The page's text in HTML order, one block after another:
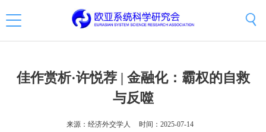
佳作赏析·许悦荐 | 金融化：霸权的自救
与反噬
来源：经济外交学人 时间：2025-07-14